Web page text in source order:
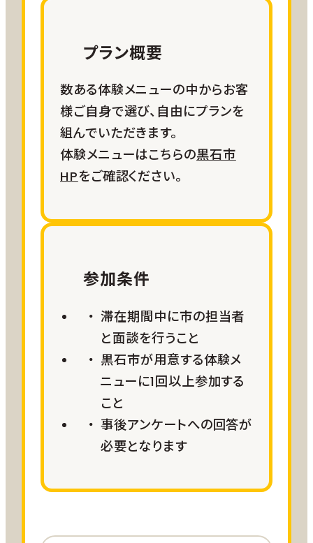
プラン概要
数ある体験メニューの中からお客
様ご自身で選び、自由にプランを
組んでいただきます。
体験メニューはこちらの黒石市
HPをご確認ください。
参加条件
滞在期間中に市の担当者
と面談を行うこと
黒石市が用意する体験メ
ニューに1回以上参加する
こと
事後アンケートへの回答が
必要となります
航空サポート